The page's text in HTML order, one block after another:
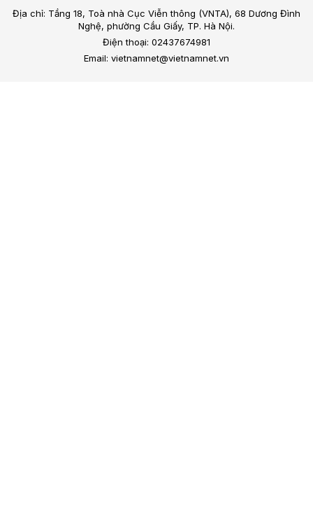
Địa chỉ: Tầng 18, Toà nhà Cục Viễn thông (VNTA), 68 Dương Đình
Nghệ, phường Cầu Giấy, TP. Hà Nội.
Điện thoại: 02437674981
Email: vietnamnet@vietnamnet.vn